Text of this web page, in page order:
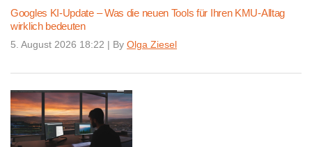
Googles KI-Update – Was die neuen Tools für Ihren KMU-Alltag
wirklich bedeuten
5. August 2026 18:22 | By Olga Ziesel